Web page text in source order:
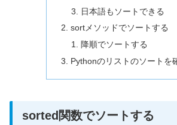
日本語もソートできる
sortメソッドでソートする
降順でソートする
Pythonのリストのソートを
sorted関数でソートする